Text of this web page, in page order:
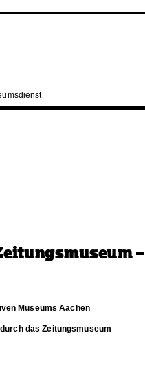
–
Museums Aachen
das Zeitungsmuseum